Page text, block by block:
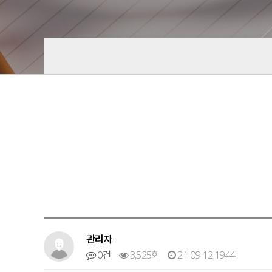
관리자
0건
3,525회 21-09-12 19:44